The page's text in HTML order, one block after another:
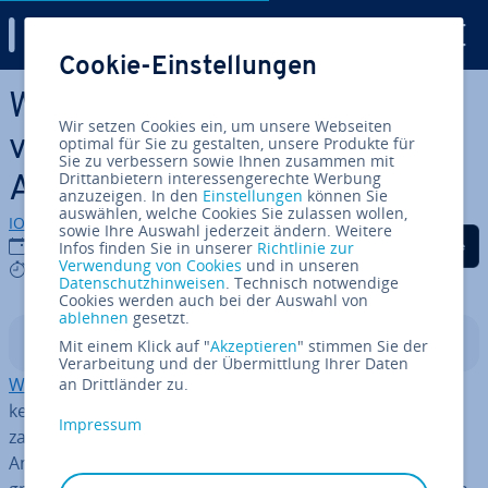
Zum Haupt­in­halt springen
WordPress mit GitHub
verwenden: Vorteile und
Anwendung
IONOS Redaktion
12.05.2022
7 mins
Auf Facebook teilen
Auf Twitter teilen
Auf LinkedIn
In­halts­ver­zeich­nis
WordPressüberzeugt durch seine Be­nut­zer­freund­lich­
keit, seine grund­sätz­li­che Zu­ver­läs­sig­keit sowie seine
zahl­rei­chen Mög­lich­kei­ten zur In­di­vi­dua­li­sie­rung und
Anpassung. Bei letzterem Punkt gibt es al­ler­dings ein
Cookie-Einstellungen
Wir setzen Cookies ein, um unsere Webseiten
optimal für Sie zu gestalten, unsere Produkte für
Sie zu verbessern sowie Ihnen zusammen mit
Drittanbietern interessengerechte Werbung
anzuzeigen. In den Einstellungen können Sie
auswählen, welche Cookies Sie zulassen wollen,
sowie Ihre Auswahl jederzeit ändern. Weitere
Infos finden Sie in unserer Richtlinie zur
Verwendung von Cookies und in unseren
Datenschutzhinweisen. Technisch notwendige
Cookies werden auch bei der Auswahl von
ablehnen gesetzt.
Mit einem Klick auf "Akzeptieren" stimmen Sie der
Verarbeitung und der Übermittlung Ihrer Daten
an Drittländer zu.
Impressum